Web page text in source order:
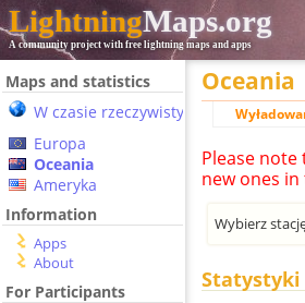
LightningMaps.org
A community project with free lightning maps and apps
Maps and statistics
W czasie rzeczywistym
Europa
Oceania
Ameryka
Information
Apps
About
For Participants
Oceania
Please
new ones
Wybierz